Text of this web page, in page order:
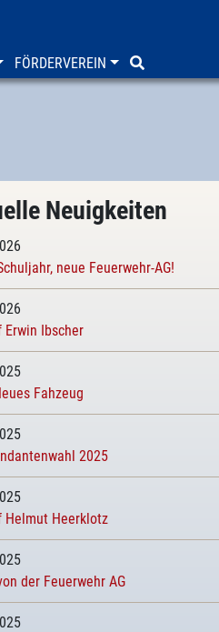
FÖRDERVEREIN
Neuigkeiten
neue Feuerwehr-AG!
Erwin Ibscher
Fahzeug
2025
Helmut Heerklotz
der Feuerwehr AG